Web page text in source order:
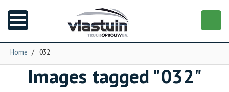
Nieuws
Home / 032
Images tagged "032"